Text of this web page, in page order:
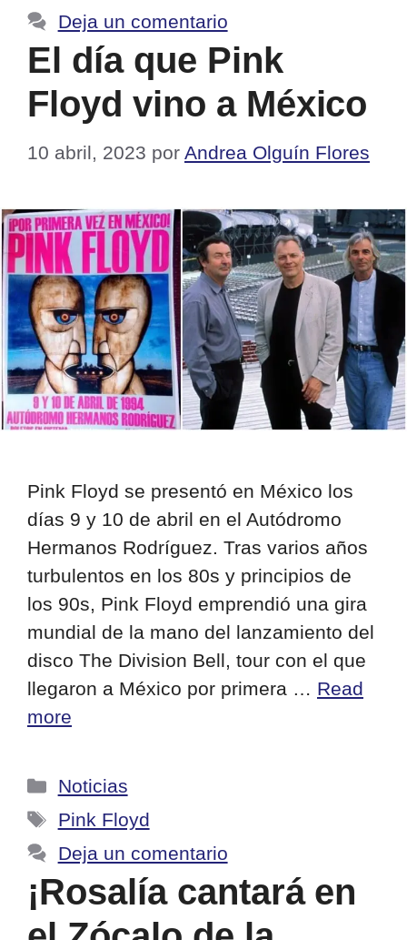
Deja un comentario
El día que Pink
Floyd vino a México
10 abril, 2023 por Andrea Olguín Flores
Pink Floyd se presentó en México los
días 9 y 10 de abril en el Autódromo
Hermanos Rodríguez. Tras varios años
turbulentos en los 80s y principios de
los 90s, Pink Floyd emprendió una gira
mundial de la mano del lanzamiento del
disco The Division Bell, tour con el que
llegaron a México por primera … Read
more
Categorías
Noticias
Etiquetas
Pink Floyd
Deja un comentario
¡Rosalía cantará en